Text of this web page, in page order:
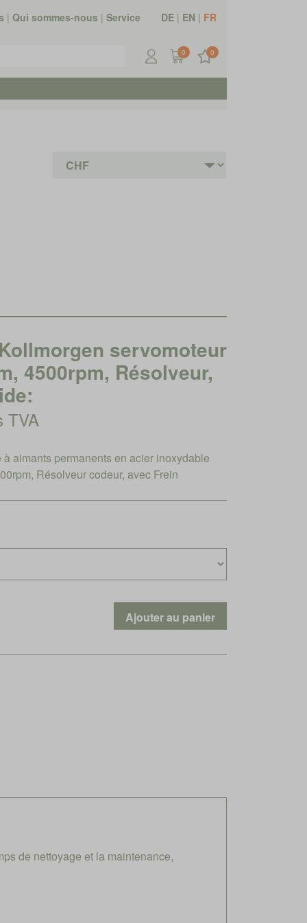
| Qui sommes-nous | Service DE | EN | FR
0 0
servomoteur
4500rpm, Résolveur,
TVA
aimants permanents en acier inoxydable
Résolveur codeur, avec Frein
de nettoyage et la maintenance,